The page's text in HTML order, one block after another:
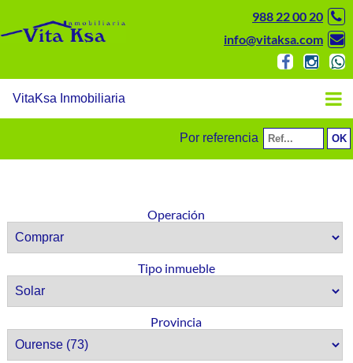
988 22 00 20
info@vitaksa.com
VitaKsa Inmobiliaria
Por referencia
Operación
Tipo inmueble
Provincia